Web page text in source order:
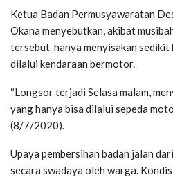
Ketua Badan Permusyawaratan
Okana menyebutkan, akibat
tersebut hanya menyisakan sedikit
dilalui kendaraan bermotor.
“Longsor terjadi Selasa malam,
yang hanya bisa dilalui sepeda
(8/7/2020).
Upaya pembersihan badan jalan
secara swadaya oleh warga.